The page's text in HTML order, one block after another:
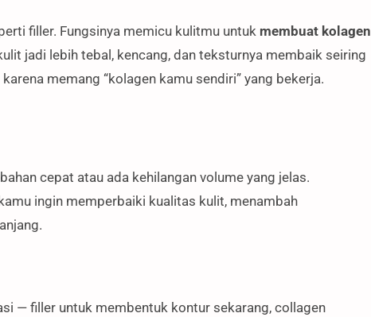
filler. Fungsinya memicu kulitmu untuk membuat kolagen
jadi lebih tebal, kencang, dan teksturnya membaik seiring
memang “kolagen kamu sendiri” yang bekerja.
cepat atau ada kehilangan volume yang jelas.
ingin memperbaiki kualitas kulit, menambah
— filler untuk membentuk kontur sekarang, collagen